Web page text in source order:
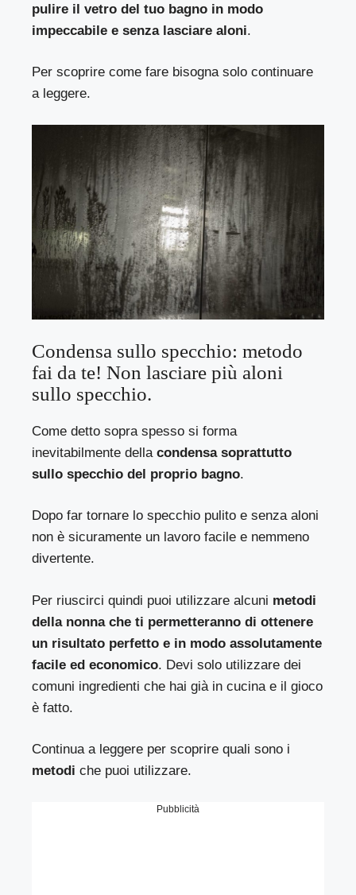
pulire il vetro del tuo bagno in modo
impeccabile e senza lasciare aloni.
Per scoprire come fare bisogna solo continuare
a leggere.
Condensa sullo specchio: metodo
fai da te! Non lasciare più aloni
sullo specchio.
Come detto sopra spesso si forma
inevitabilmente dellacondensa soprattutto
sullo specchio del proprio bagno.
Dopo far tornare lo specchio pulito e senza aloni
non è sicuramente un lavoro facile e nemmeno
divertente.
Per riuscirci quindi puoi utilizzare alcuni metodi
della nonna che ti permetteranno di ottenere
un risultato perfetto e in modo assolutamente
facile ed economico. Devi solo utilizzare dei
comuni ingredienti che hai già in cucina e il gioco
è fatto.
Continua a leggere per scoprire quali sono i
metodi che puoi utilizzare.
Pubblicità